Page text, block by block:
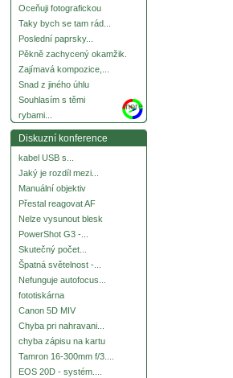
Oceňuji fotografickou
Taky bych se tam rád...
Poslední paprsky...
Pěkně zachycený okamžik.
Zajímavá kompozice,...
Snad z jiného úhlu
Souhlasím s těmi
rybami...
more
Diskuzní konference
kabel USB s...
Jaký je rozdíl mezi...
Manuální objektiv
Přestal reagovat AF
Nelze vysunout blesk
PowerShot G3 -...
Skutečný počet...
Špatná světelnost -...
Nefunguje autofocus...
fototiskárna
Canon 5D MIV
Chyba pri nahravani...
chyba zápisu na kartu
Tamron 16-300mm f/3....
EOS 20D - systém....